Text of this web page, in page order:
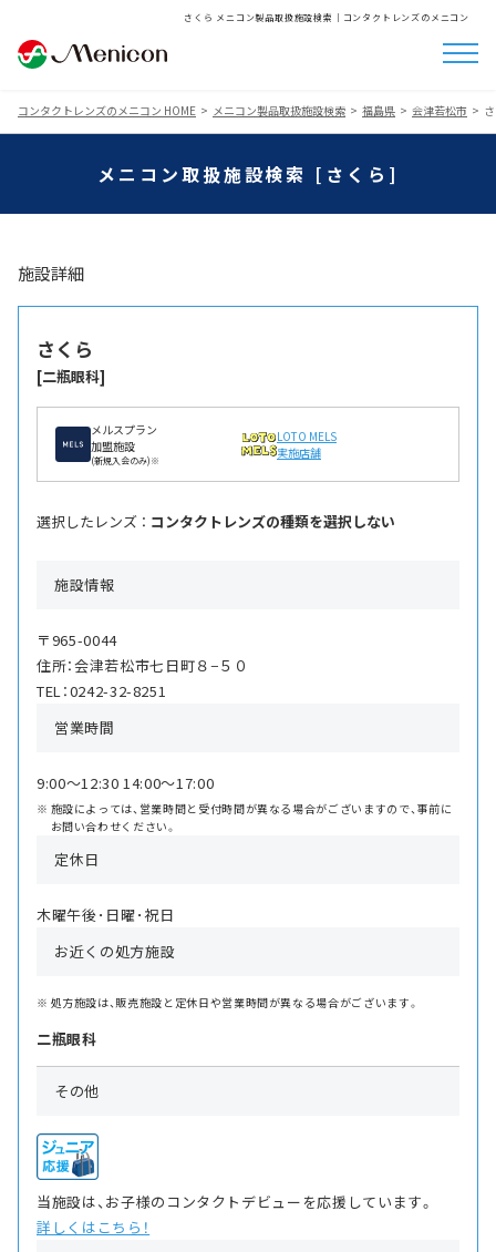
さくら メニコン製品取扱施設検索│コンタクトレンズのメニコン
コンタクトレンズのメニコン HOME メニコン製品取扱施設検索 福島県 会津若松市
メニコン取扱施設検索 [さくら]
施設詳細
さくら
[二瓶眼科]
メルスプラン
加盟施設
(新規入会のみ)※
LOTO MELS
実施店舗
選択したレンズ ： コンタクトレンズの種類を選択しない
施設情報
〒965-0044
住所：会津若松市七日町８−５０
TEL：0242-32-8251
営業時間
9:00〜12:30 14:00〜17:00
施設によっては、営業時間と受付時間が異なる場合がございますので、事前に
お問い合わせください。
定休日
木曜午後･日曜･祝日
お近くの処方施設
処方施設は、販売施設と定休日や営業時間が異なる場合がございます。
二瓶眼科
その他
当施設は、お子様のコンタクトデビューを応援しています。
詳しくはこちら！